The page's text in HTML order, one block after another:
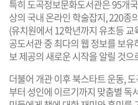
특히 도곡정보문화도서관은 95개
상의 국내 온라인 학술잡지, 220종
(유치원에서 12학년까지 유초등
공도서관 중 최다의 웹 정보를 보
보 제공의 새로운 시작을 알릴 것으
더불어 개관 이후 북스타트 운동,
부터 성인에 이르기까지 맞춤별 독